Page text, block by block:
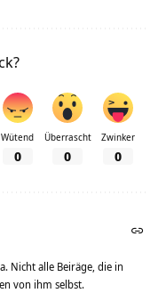
Wütend
0
Überrascht
0
Zwinker
0
Nicht alle Beiräge, die in
von ihm selbst.